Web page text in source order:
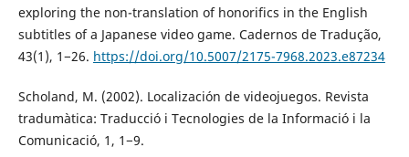
exploring the non-translation of honorifics in the English
subtitles of a Japanese video game. Cadernos de Tradução,
43(1), 1−26. https://doi.org/10.5007/2175-7968.2023.e87234
Scholand, M. (2002). Localización de videojuegos. Revista
tradumàtica: Traducció i Tecnologies de la Informació i la
Comunicació, 1, 1−9.